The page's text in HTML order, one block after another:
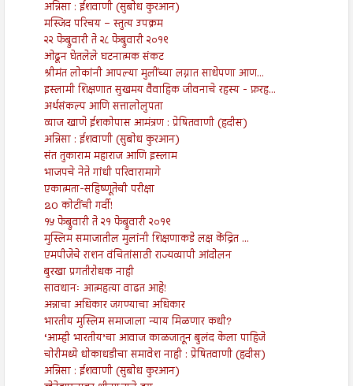
अन्निसा : ईशवाणी (सुबोध कुरआन)
मस्जिद परिचय – स्तुत्य उपक्रम
२२ फेब्रुवारी ते २८ फेब्रुवारी २०१९
ओढून घेतलेले घटनात्मक संकट
श्रीमंत लोकांनी आपल्या मुलींच्या लग्नात साधेपणा आण...
इस्लामी शिक्षणात सुखमय वैवाहिक जीवनाचे रहस्य - फ़रह...
अर्थसंकल्प आणि सत्तालोलुपता
व्याज खाणे ईशकोपास आमंत्रण : प्रेषितवाणी (हदीस)
अन्निसा : ईशवाणी (सुबोध कुरआन)
संत तुकाराम महाराज आणि इस्लाम
भाजपचे नेते गांधी परिवारामागे
एकात्मता-सहिष्णूतेची परीक्षा
20 कोटींची गर्दी!
१५ फेब्रुवारी ते २१ फेब्रुवारी २०१९
मुस्लिम समाजातील मुलांनी शिक्षणाकडे लक्ष केंद्रित ...
एमपीजेचे राशन वंचितांसाठी राज्यव्यापी आंदोलन
बुरखा प्रगतीरोधक नाही
सावधानः आत्महत्या वाढत आहे!
अन्नाचा अधिकार जगण्याचा अधिकार
भारतीय मुस्लिम समाजाला न्याय मिळणार कधी?
‘आम्ही भारतीय’चा आवाज काळजातून बुलंद केला पाहिजे
चोरीमध्ये धोकाधडीचा समावेश नाही : प्रेषितवाणी (हदीस)
अन्निसा : ईशवाणी (सुबोध कुरआन)